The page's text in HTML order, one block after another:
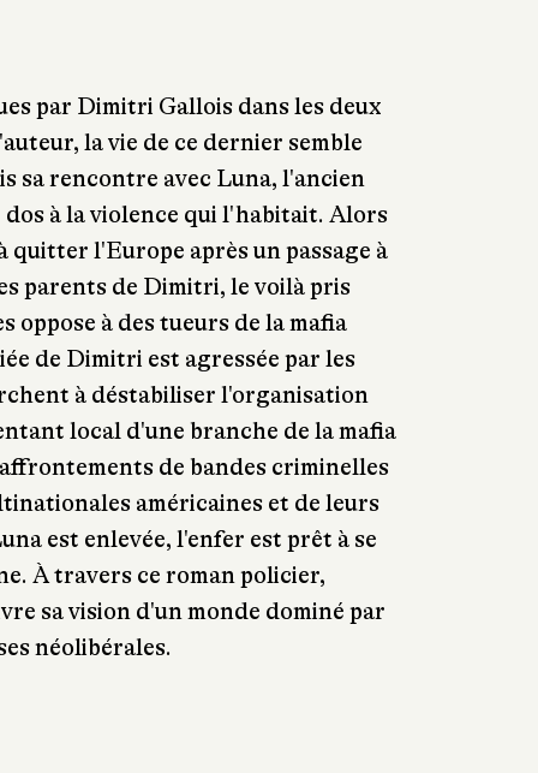
par Dimitri Gallois dans les deux
la vie de ce dernier semble
sa rencontre avec Luna, l'ancien
à la violence qui l'habitait. Alors
quitter l'Europe après un passage à
parents de Dimitri, le voilà pris
oppose à des tueurs de la mafia
de Dimitri est agressée par les
à déstabiliser l'organisation
local d'une branche de la mafia
de bandes criminelles
américaines et de leurs
est enlevée, l'enfer est prêt à se
À travers ce roman policier,
sa vision d'un monde dominé par
néolibérales.